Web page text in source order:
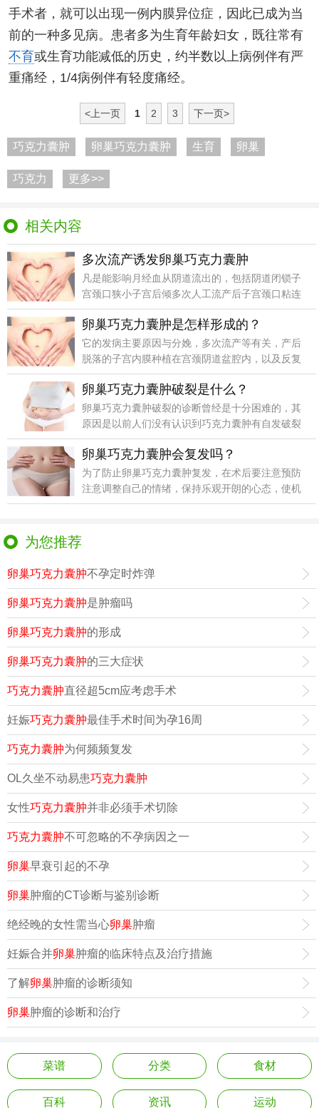
手术者，就可以出现一例内膜异位症，因此已成为当
前的一种多见病。患者多为生育年龄妇女，既往常有
不育或生育功能减低的历史，约半数以上病例伴有严
重痛经，1/4病例伴有轻度痛经。
<上一页 1 2 3 下一页>
巧克力囊肿 卵巢巧克力囊肿 生育 卵巢
巧克力 更多>>
相关内容
多次流产诱发卵巢巧克力囊肿
凡是能影响月经血从阴道流出的，包括阴道闭锁子
宫颈口狭小子宫后倾多次人工流产后子宫颈口粘连
月经期性生活
卵巢巧克力囊肿是怎样形成的？
它的发病主要原因与分娩，多次流产等有关，产后
脱落的子宫内膜种植在宫颈阴道盆腔内，以及反复
的人工流产术
卵巢巧克力囊肿破裂是什么？
卵巢巧克力囊肿破裂的诊断曾经是十分困难的，其
原因是以前人们没有认识到巧克力囊肿有自发破裂
的倾向，当然
卵巢巧克力囊肿会复发吗？
为了防止卵巢巧克力囊肿复发，在术后要注意预防
注意调整自己的情绪，保持乐观开朗的心态，使机
体免疫系统的
为您推荐
卵巢巧克力囊肿不孕定时炸弹
卵巢巧克力囊肿是肿瘤吗
卵巢巧克力囊肿的形成
卵巢巧克力囊肿的三大症状
巧克力囊肿直径超5cm应考虑手术
妊娠巧克力囊肿最佳手术时间为孕16周
巧克力囊肿为何频频复发
OL久坐不动易患巧克力囊肿
女性巧克力囊肿并非必须手术切除
巧克力囊肿不可忽略的不孕病因之一
卵巢早衰引起的不孕
卵巢肿瘤的CT诊断与鉴别诊断
绝经晚的女性需当心卵巢肿瘤
妊娠合并卵巢肿瘤的临床特点及治疗措施
了解卵巢肿瘤的诊断须知
卵巢肿瘤的诊断和治疗
菜谱 分类 食材
百科 资讯 运动